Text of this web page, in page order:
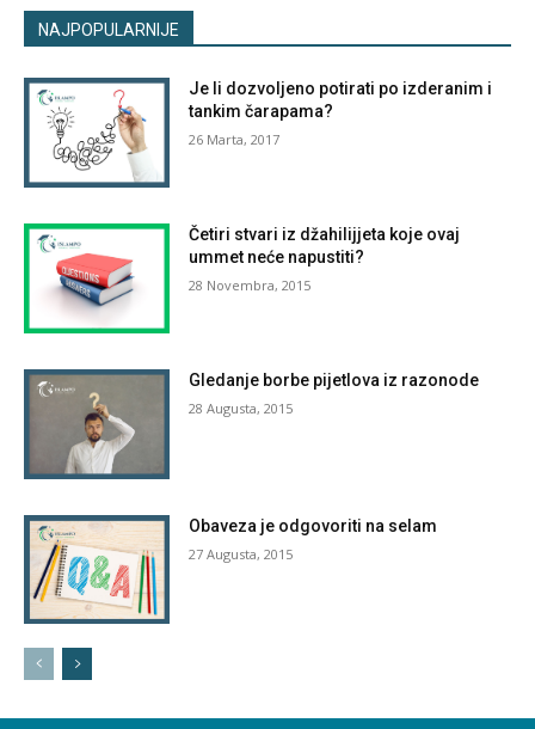
NAJPOPULARNIJE
Je li dozvoljeno potirati po izderanim i
tankim čarapama?
26 Marta, 2017
Četiri stvari iz džahilijjeta koje ovaj
ummet neće napustiti?
28 Novembra, 2015
Gledanje borbe pijetlova iz razonode
28 Augusta, 2015
Obaveza je odgovoriti na selam
27 Augusta, 2015